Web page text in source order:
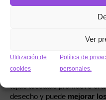
Ver
Utilización de
cookies
Política de
personales.
¿Se
La recomendación es que
física de baja-moderada
tejido afectado promueve el
desecho y puede mejorar